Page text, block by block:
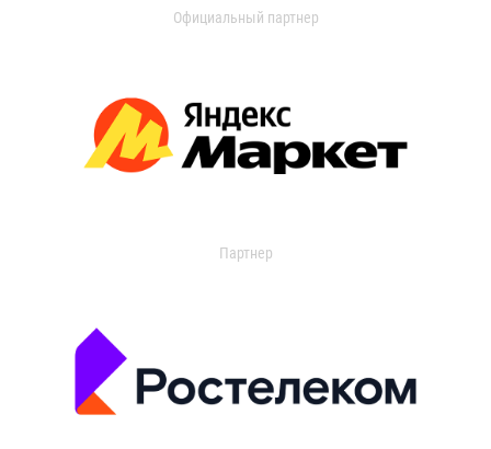
Официальный партнер
Партнер